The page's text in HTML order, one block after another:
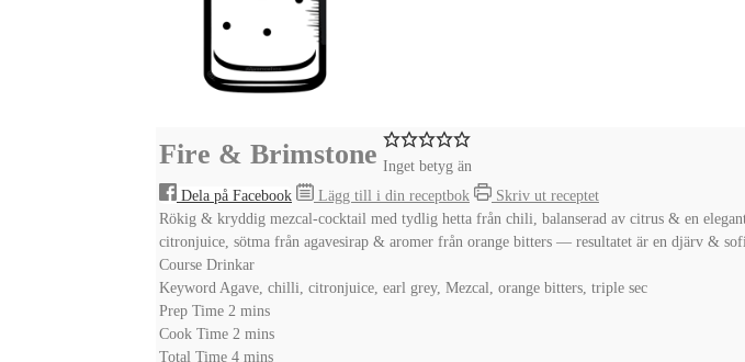
Fire & Brimstone Inget betyg än
Dela på Facebook
Lägg till i din receptbok
Skriv ut receptet
Rökig & kryddig mezcal-cocktail med tydlig hetta från chili, balanserad av citrus & en
citronjuice, sötma från agavesirap & aromer från orange bitters — resultatet är en djärv &
Course Drinkar
KeywordAgave, chilli, citronjuice, earl grey, Mezcal, orange bitters, triple sec
Prep Time 2 minutes
mins
Cook Time 2 minutes
mins
Total Time 4minutes
mins